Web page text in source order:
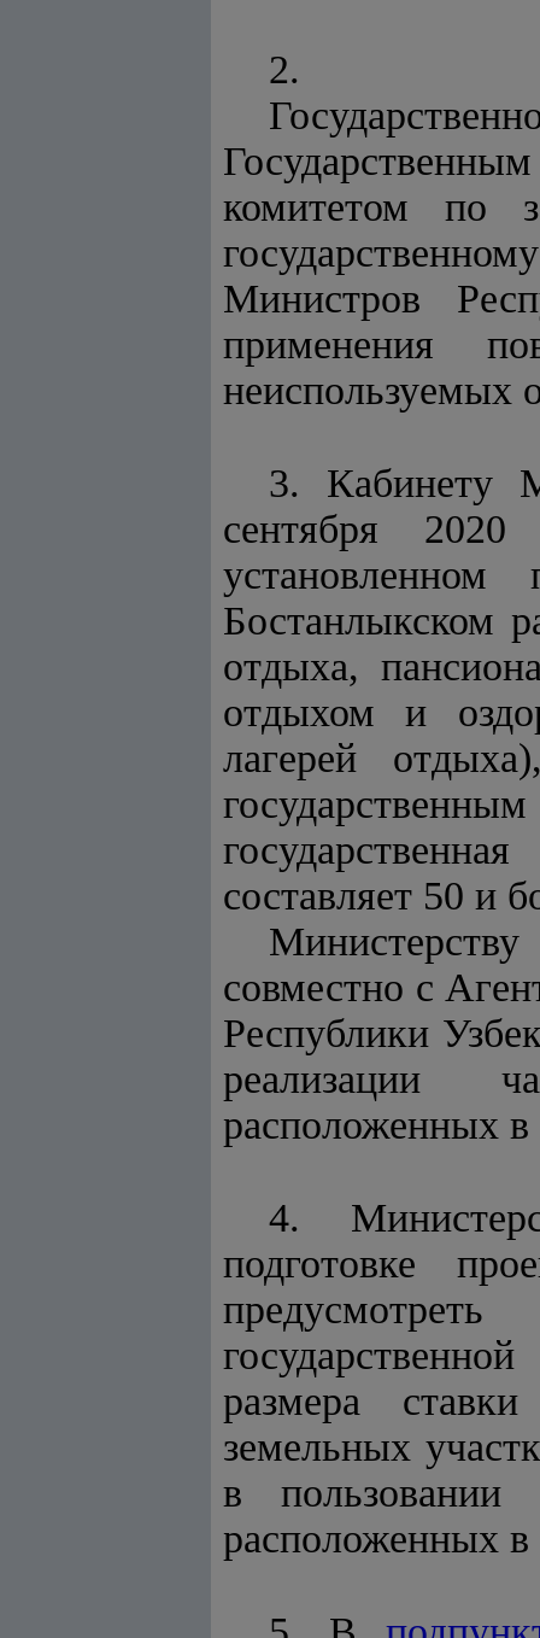
2.
комитетом по
Министров
применения
неиспользуемых
3. Кабинету
сентября
Бостанлыкском
отдыха,
отдыхом и
лагерей
составляет 50 и
Министерству
совместно с
Республики
реализации
расположенных в
4.
подготовке
размера
земельных
в
расположенных в